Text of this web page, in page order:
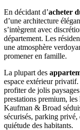
En décidant d’acheter
d’une architecture
s’intègrent avec
département. Les
une atmosphère
promener en famille.
La plupart des
espace extérieur
profiter de jolis
prestations premium, les
Kaufman & Broad
sécurisés, parking
quiétude des habitants.